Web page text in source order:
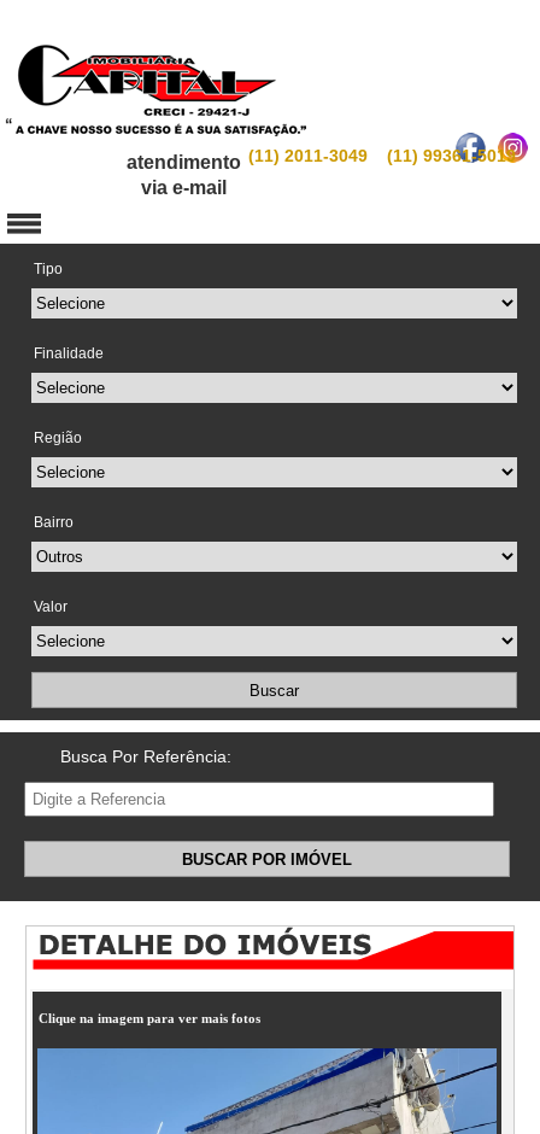
(11) 2011-3049 (11) 99361-5019
atendimento
via e-mail
Tipo
Finalidade
Região
Bairro
Valor
Buscar
Busca Por Referência:
BUSCAR POR IMÓVEL
Clique na imagem para ver mais fotos